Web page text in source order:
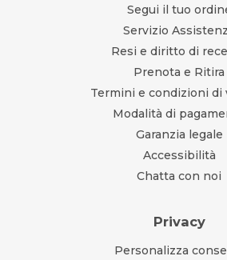
Segui il tuo
Servizio
Resi e diritto di
Prenota e Ritira
Termini e condizioni di
Modalità di
Garanzia legale
Accessibilità
Chatta con noi
Privacy
Personalizza